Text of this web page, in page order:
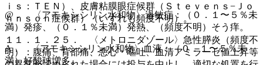
@． 〈アモキシシリン水和物〉過敏症：（０．１〜５％未
満）発疹、（０．１％未満）発熱、（頻度不明）そう痒。
A． 〈アモキシシリン水和物〉血液：（０．１〜５％未
満）好酸球増多。
ｉｓ：ＴＥＮ）、皮膚粘膜眼症候群（Ｓｔｅｖｅｎｓ−Ｊｏ
ｈｎｓｏｎ症候群）（いずれも頻度不明）。
１１．１．２５． 〈メトロニダゾール〉急性膵炎（頻度不
明）：腹痛、背部痛、悪心・嘔吐、血清アミラーゼ値上昇等